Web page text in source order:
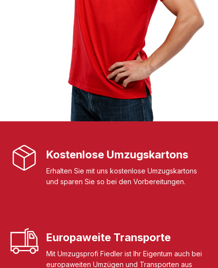
Kostenlose Umzugskartons
Erhalten Sie mit uns kostenlose Umzugskartons
und sparen Sie so bei den Vorbereitungen.
Europaweite Transporte
Mit Umzugsprofi Fiedler ist Ihr Eigentum auch bei
europaweiten Umzügen und Transporten aus